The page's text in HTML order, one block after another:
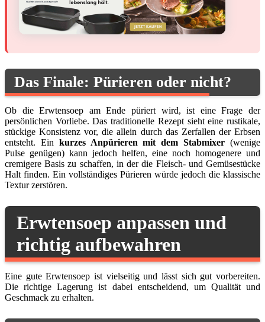
Das Finale: Pürieren oder nicht?
Ob die Erwtensoep am Ende püriert wird, ist eine Frage der
persönlichen Vorliebe. Das traditionelle Rezept sieht eine rustikale,
stückige Konsistenz vor, die allein durch das Zerfallen der Erbsen
entsteht. Ein kurzes Anpürieren mit dem Stabmixer (wenige
Pulse genügen) kann jedoch helfen, eine noch homogenere und
cremigere Basis zu schaffen, in der die Fleisch- und Gemüsestücke
Halt finden. Ein vollständiges Pürieren würde jedoch die klassische
Textur zerstören.
Erwtensoep anpassen und
richtig aufbewahren
Eine gute Erwtensoep ist vielseitig und lässt sich gut vorbereiten.
Die richtige Lagerung ist dabei entscheidend, um Qualität und
Geschmack zu erhalten.